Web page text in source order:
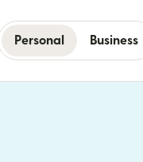
Personal Business